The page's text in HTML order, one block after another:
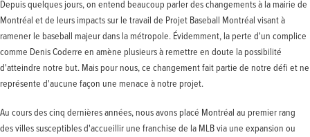
Depuis quelques jours, on entend beaucoup parler des changements à la mairie de
Montréal et de leurs impacts sur le travail de Projet Baseball Montréal visant à
ramener le baseball majeur dans la métropole. Évidemment, la perte d'un complice
comme Denis Coderre en amène plusieurs à remettre en doute la possibilité
d'atteindre notre but. Mais pour nous, ce changement fait partie de notre défi et ne
représente d'aucune façon une menace à notre projet.
Au cours des cinq dernières années, nous avons placé Montréal au premier rang
des villes susceptibles d'accueillir une franchise de la MLB via une expansion ou